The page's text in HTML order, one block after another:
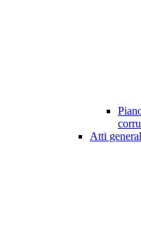
Atti